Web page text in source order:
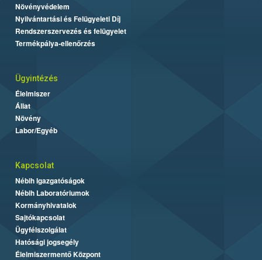
Növényvédelem
Nyilvántartási és Felügyeleti Díj
Rendszerszervezés és felügyelet
Termékpálya-ellenőrzés
Ügyintézés
Élelmiszer
Állat
Növény
Labor/Egyéb
Kapcsolat
Nébih Igazgatóságok
Nébih Laboratóriumok
Kormányhivatalok
Sajtókapcsolat
Ügyfélszolgálat
Hatósági jogsegély
Élelmiszermentő Központ